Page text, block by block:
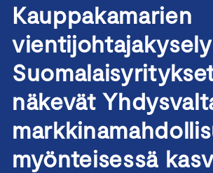
Kauppakamarien
näkevät
myönteisessä